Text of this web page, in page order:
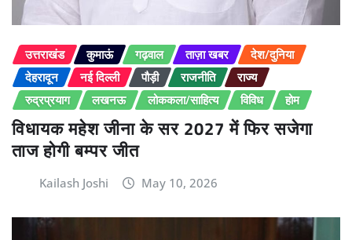
उत्तराखंड कुमाऊं गढ़वाल ताज़ा खबर
देश/दुनिया
देहरादून
नई दिल्ली पौड़ी राजनीति
राज्य
रुद्रप्रयाग
लखनऊ लोककला/साहित्य विविध होम
विधायक महेश जीना के सर 2027 में फिर सजेगा
ताज होगी बम्पर जीत
Kailash Joshi May 10, 2026